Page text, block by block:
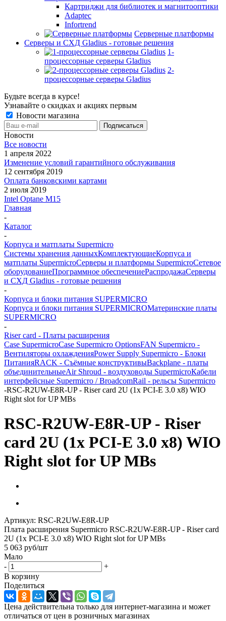
Картриджи для библиотек и магнитооптики
Adaptec
Infortrend
Серверные платформы
Серверы и СХД Gladius - готовые решения
1-
процессорные серверы Gladius
2-
процессорные серверы Gladius
Будьте всегда в курсе!
Узнавайте о скидках и акциях первым
Новости магазина
Новости
Все новости
1 апреля 2022
Изменение условий гарантийного обслуживания
12 сентября 2019
Оплата банковскими картами
2 июля 2019
Intel Optane M15
Главная
-
Каталог
-
Корпуса и матплаты Supermicro
Системы хранения данныхКомплектующиеКорпуса и
матплаты SupermicroСерверы и платформы SupermicroСетевое
оборудованиеПрограммное обеспечениеРаспродажаСерверы
и СХД Gladius - готовые решения
-
Корпуса и блоки питания SUPERMICRO
Корпуса и блоки питания SUPERMICROМатеринские платы
SUPERMICRO
-
Riser card - Платы расширения
Case SupermicroCase Supermicro OptionsFAN Supermicro -
Вентиляторы охлажденияPower Supply Supermicro - Блоки
ПитанияRACK - Съёмные конструктивыBackplane - платы
объединительныеAir Shroud - воздуховоды SupermicroКабели
интерфейсные Supermicro / BroadcomRail - рельсы Supermicro
-RSC-R2UW-E8R-UP - Riser card 2U (1x PCI-E 3.0 x8) WIO
Right slot for UP MBs
RSC-R2UW-E8R-UP - Riser
card 2U (1x PCI-E 3.0 x8) WIO
Right slot for UP MBs
Артикул: RSC-R2UW-E8R-UP
Плата расширения Supermicro RSC-R2UW-E8R-UP - Riser card
2U (1x PCI-E 3.0 x8) WIO Right slot for UP MBs
5 063 руб/шт
Мало
-
+
В корзину
Поделиться
Цена действительна только для интернет-магазина и может
отличаться от цен в розничных магазинах